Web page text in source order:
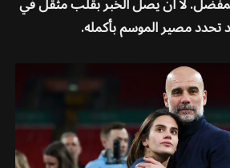
مصير الموسم بأكمله.